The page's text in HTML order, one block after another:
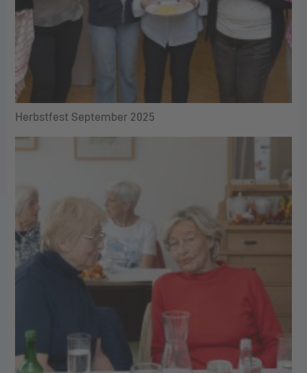
Herbstfest September 2025